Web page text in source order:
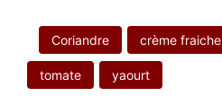
Coriandre crème fraiche
tomate yaourt